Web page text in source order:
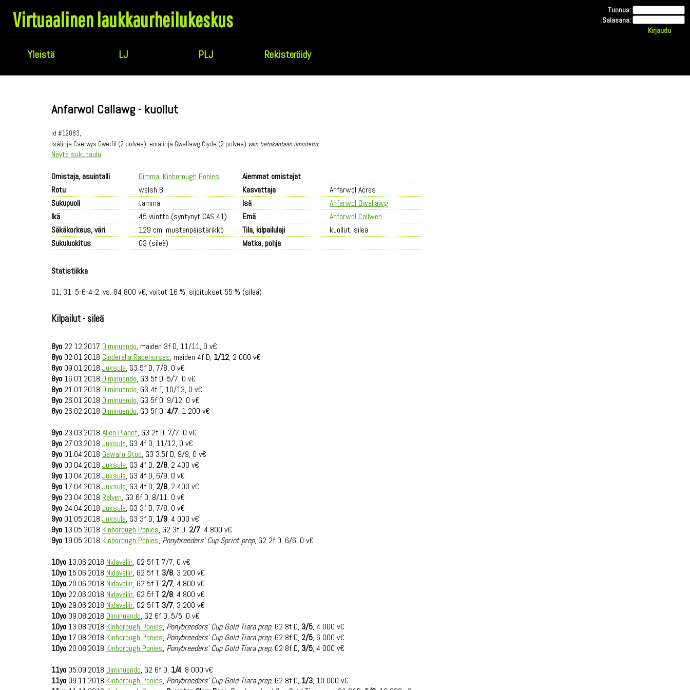
Virtuaalinen laukkaurheilukeskus
Yleistä LJ PLJ Rekisteröidy
Tunnus:
Salasana:
Anfarwol Callawg - kuollut
id #12083,
isälinja Caerwys Gwerfil (2 polvea), emälinja Gwallawg Ciyde (2 polvea) vain tietokantaan ilmoitetut
Näytä sukutaulu
Omistaja, asuintalli Dimma, Kinborough Ponies
Aiemmat omistajat
Rotu
welsh B Kasvattaja
Anfarwol Acres
Sukupuoli
tamma Isä
Anfarwol Gwallawg
Ikä
45 vuotta (syntynyt CAS 41) Emä
Anfarwol Callwen
Säkäkorkeus, väri
129 cm, mustanpäistärikkö Tila, kilpailulaji
kuollut, sileä
Sukuluokitus
G3 (sileä) Matka, pohja
Statistiikka
G1, 31: 5-6-4-2, vs. 84 800 v€, voitot 16 %, sijoitukset 55 % (sileä)
Kilpailut - sileä
8yo 22.12.2017 Diminuendo, maiden 3f D, 11/11, 0 v€
8yo 02.01.2018 Cinderella Racehorses, maiden 4f D, 1/12, 2 000 v€
8yo 09.01.2018 Juksula, G3 5f D, 7/8, 0 v€
8yo 16.01.2018 Diminuendo, G3 5f D, 5/7, 0 v€
8yo 21.01.2018 Diminuendo, G3 4f T, 10/13, 0 v€
8yo 26.01.2018 Diminuendo, G3 5f D, 9/12, 0 v€
8yo 26.02.2018 Diminuendo, G3 5f D, 4/7, 1 200 v€
9yo 23.03.2018 Alien Planet, G3 2f D, 7/7, 0 v€
9yo 27.03.2018 Juksula, G3 4f D, 11/12, 0 v€
9yo 01.04.2018 Gawaro Stud, G3 3.5f D, 9/9, 0 v€
9yo 03.04.2018 Juksula, G3 4f D, 2/8, 2 400 v€
9yo 10.04.2018 Juksula, G3 4f D, 6/9, 0 v€
9yo 17.04.2018 Juksula, G3 4f D, 2/8, 2 400 v€
9yo 23.04.2018 Relven, G3 6f D, 8/11, 0 v€
9yo 24.04.2018 Juksula, G3 3f D, 7/8, 0 v€
9yo 01.05.2018 Juksula, G3 3f D, 1/9, 4 000 v€
9yo 13.05.2018 Kinborough Ponies, G2 3f D, 2/7, 4 800 v€
9yo 19.05.2018 Kinborough Ponies, Ponybreeders' Cup Sprint prep, G2 2f D, 6/6, 0 v€
10yo 13.06.2018 Nidavellir, G2 5f T, 7/7, 0 v€
10yo 15.06.2018 Nidavellir, G2 5f T, 3/8, 3 200 v€
10yo 20.06.2018 Nidavellir, G2 5f T, 2/7, 4 800 v€
10yo 22.06.2018 Nidavellir, G2 5f T, 2/8, 4 800 v€
10yo 29.06.2018 Nidavellir, G2 5f T, 3/7, 3 200 v€
10yo 09.08.2018 Diminuendo, G2 6f D, 5/5, 0 v€
10yo 13.08.2018 Kinborough Ponies, Ponybreeders' Cup Gold Tiara prep, G2 8f D, 3/5, 4 000 v€
10yo 17.08.2018 Kinborough Ponies, Ponybreeders' Cup Gold Tiara prep, G2 8f D, 2/5, 6 000 v€
10yo 20.08.2018 Kinborough Ponies, Ponybreeders' Cup Gold Tiara prep, G2 8f D, 3/5, 4 000 v€
11yo 05.09.2018 Diminuendo, G2 6f D, 1/4, 8 000 v€
11yo 09.11.2018 Kinborough Ponies, Ponybreeders' Cup Gold Tiara prep, G2 8f D, 1/3, 10 000 v€